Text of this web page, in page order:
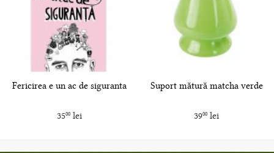
Fericirea e un ac de siguranta
3500lei
Suport mătură matcha verde
3900lei